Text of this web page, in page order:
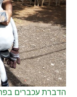
הדברת עכברים